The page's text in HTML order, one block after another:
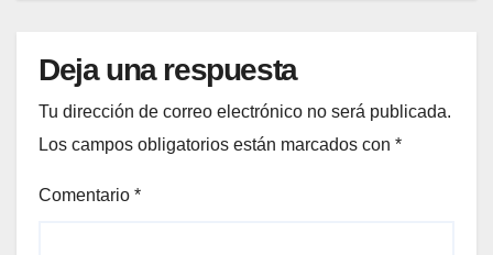
Deja una respuesta
Tu dirección de correo electrónico no será publicada.
Los campos obligatorios están marcados con *
Comentario *